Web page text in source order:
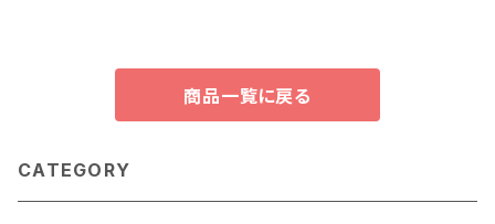
商品一覧に戻る
CATEGORY